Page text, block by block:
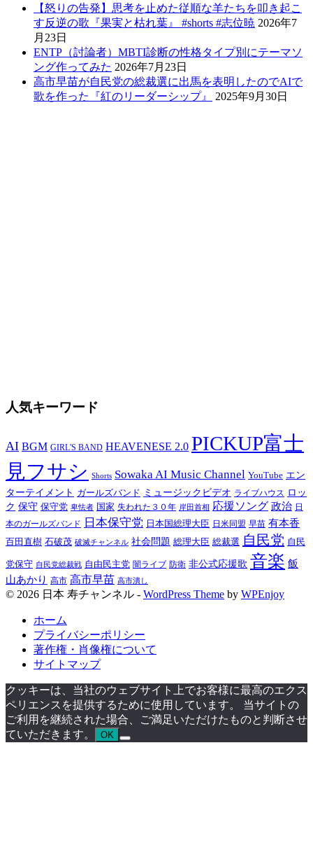
【怒りの告発】思考を止めた従順な羊たちを叩き起こ
す反逆の歌『果実と枯れ葉』 #shorts #志位暁 2026年7
月23日
ENTP（討論者）MBTI診断の性格タイプ別にテーマソ
ング作ってみた 2026年7月23日
高市早苗が自民党の総裁選に出馬を表明したのでAIで
歌を作った『紅のリーダーシップ』
2025年9月30日
人気キーワード
AI BGM GIRL'S BAND HEAVENESE 2.0 PICKUP富士
見フサシ Shorts Sowaka AI Music Channel YouTube エン
ターテイメント ガールズバンド ミュージックビデオ ライブハウス ロッ
ク 保守 保守党 卑怯者 国家 失われた３０年 岸田首相 応援ソング 政治 日
本のガールズバンド
日本保守党 日本国総理大臣 日米同盟 早苗 有本香
百田直樹 石破茂 破滅チャンネル 社会問題 総理大臣 総裁選 自民党 自民
党保守 自民党総裁戦 自由民主党 闇ライブ 防衛 非公式応援歌 音楽 飯
山あかり 高市 高市早苗 高市潰し
© 2026 日本 寿チャンネル - WordPress Theme by WPEnjoy
ホーム
プライバシーポリシー
著作権・肖像権について
サイトマップ
クッキーは、当社のウェブサイト上でお客様に最高のエクス
ペリエンスを提供するために使用しています。 当サイトの
ご利用を継続された場合、ご満足いただけたものと判断させ
ていただきます。
OK